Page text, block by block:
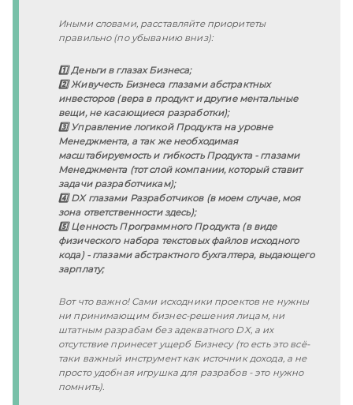
Иными словами, расставляйте приоритеты
правильно (по убыванию вниз):
1️⃣ Деньги в глазах Бизнеса;
2️⃣ Живучесть Бизнеса глазами абстрактных
инвесторов (вера в продукт и другие ментальные
вещи, не касающиеся разработки);
3️⃣ Управление логикой Продукта на уровне
Менеджмента, а так же необходимая
масштабируемость и гибкость Продукта - глазами
Менеджмента (тот слой компании, который ставит
задачи разработчикам);
4️⃣ DX глазами Разработчиков (в моем случае, моя
зона ответственности здесь);
5️⃣ Ценность Программного Продукта (в виде
физического набора текстовых файлов исходного
кода) - глазами абстрактного бухгалтера, выдающего
зарплату;
Вот что важно! Сами исходники проектов не нужны
ни принимающим бизнес-решения лицам, ни
штатным разрабам без адекватного DX, а их
отсутствие принесет ущерб Бизнесу (то есть это всё-
таки важный инструмент как источник дохода, а не
просто удобная игрушка для разрабов - это нужно
помнить).